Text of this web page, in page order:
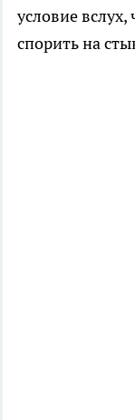
условие
спорить на